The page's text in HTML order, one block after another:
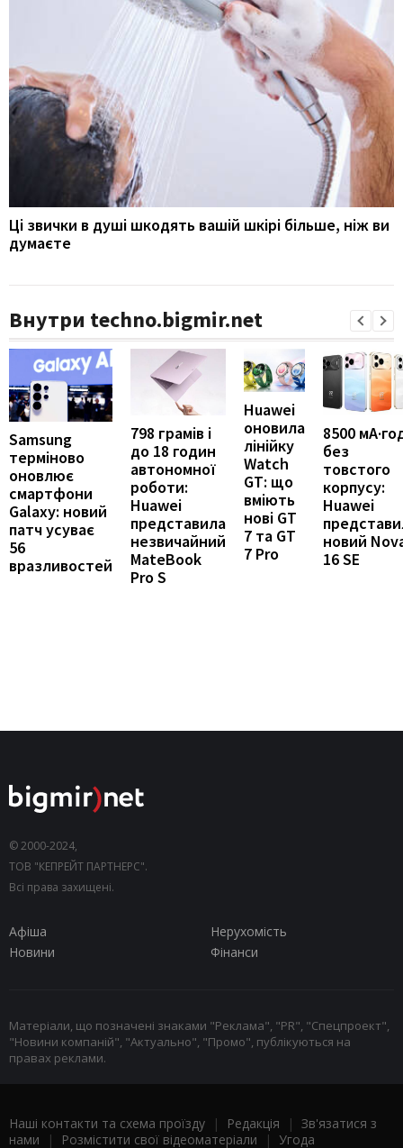
Ці звички в душі шкодять вашій шкірі більше, ніж ви
думаєте
Внутри techno.bigmir.net
Samsung
терміново
оновлює
смартфони
Galaxy: новий
патч усуває
56
вразливостей
798 грамів і
до 18 годин
автономної
роботи:
Huawei
представила
незвичайний
MateBook
Pro S
Huawei
оновила
лінійку
Watch
GT: що
вміють
нові GT
7 та GT
7 Pro
8500
без
товстого
корпусу:
Huawei
новий
16 SE
© 2000-2024,
ТОВ "КЕПРЕЙТ ПАРТНЕРС".
Всі права захищені.
Афіша
Нерухомість
Новини
Фінанси
Матеріали, що позначені знаками "Реклама", "PR", "Спецпроект",
"Новини компаній", "Актуально", "Промо", публікуються на
правах реклами.
Наші контакти та схема проїзду | Редакція | Зв'язатися з
нами | Розмістити свої відеоматеріали | Угода